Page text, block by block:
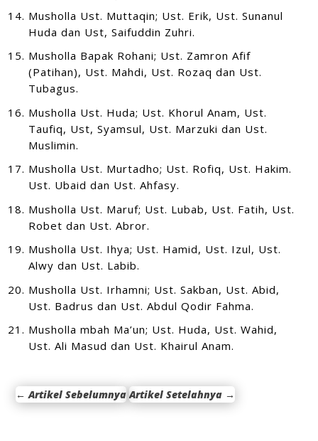
Musholla Ust. Muttaqin; Ust. Erik, Ust. Sunanul
Huda dan Ust, Saifuddin Zuhri.
Musholla Bapak Rohani; Ust. Zamron Afif
(Patihan), Ust. Mahdi, Ust. Rozaq dan Ust.
Tubagus.
Musholla Ust. Huda; Ust. Khorul Anam, Ust.
Taufiq, Ust, Syamsul, Ust. Marzuki dan Ust.
Muslimin.
Musholla Ust. Murtadho; Ust. Rofiq, Ust. Hakim.
Ust. Ubaid dan Ust. Ahfasy.
Musholla Ust. Maruf; Ust. Lubab, Ust. Fatih, Ust.
Robet dan Ust. Abror.
Musholla Ust. Ihya; Ust. Hamid, Ust. Izul, Ust.
Alwy dan Ust. Labib.
Musholla Ust. Irhamni; Ust. Sakban, Ust. Abid,
Ust. Badrus dan Ust. Abdul Qodir Fahma.
Musholla mbah Ma’un; Ust. Huda, Ust. Wahid,
Ust. Ali Masud dan Ust. Khairul Anam.
←Artikel Sebelumnya Artikel Setelahnya →